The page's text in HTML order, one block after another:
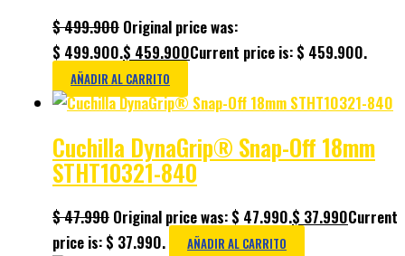
$499.900 Original price was:
$ 499.900.$ 459.900Current price is: $ 459.900.
AÑADIR AL CARRITO
Cuchilla DynaGrip® Snap-Off 18mm
STHT10321-840
$47.990 Original price was: $ 47.990.$ 37.990Current
price is: $ 37.990.
AÑADIR AL CARRITO